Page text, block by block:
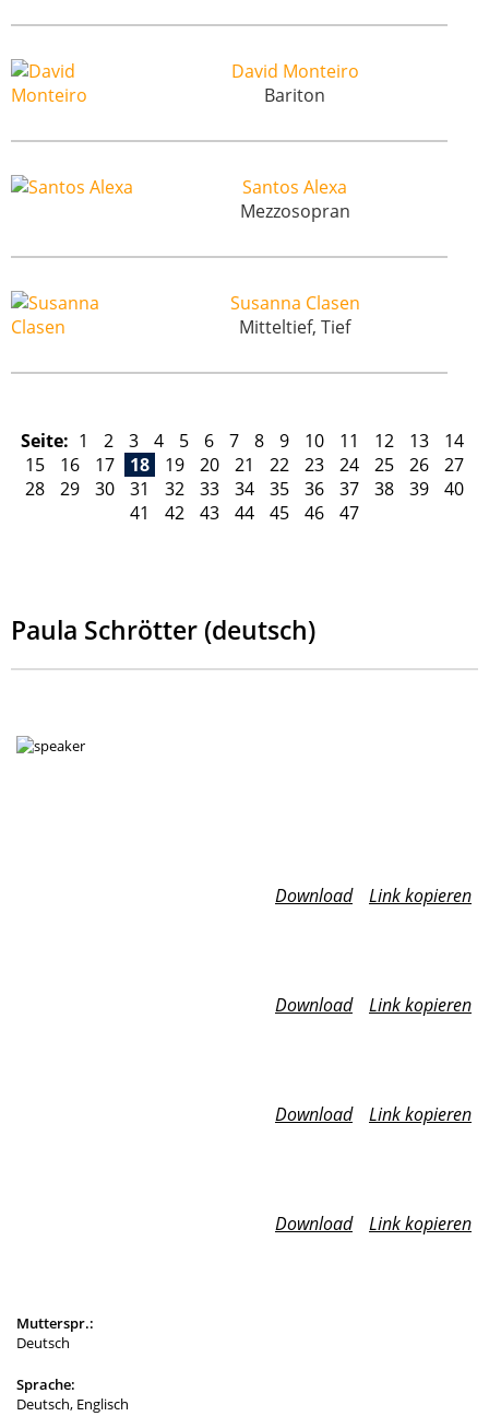
David Monteiro
Bariton
Santos Alexa
Mezzosopran
Susanna Clasen
Mitteltief, Tief
Seite: 1 2 3 4 5 6 7 8 9 10 11 12 13
14
15
16 17 18 19 20 21 22 23 24 25 26
27
28
29 30 31 32 33 34 35 36 37 38 39
40
41
42 43 44 45 46 47
Paula Schrötter (deutsch)
Mutterspr.:
Deutsch
Sprache:
Deutsch, Englisch
Download Link kopieren
Download Link kopieren
Download Link kopieren
Download Link kopieren